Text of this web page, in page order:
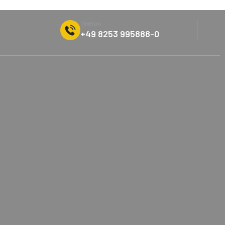
+49 8253 995888-0